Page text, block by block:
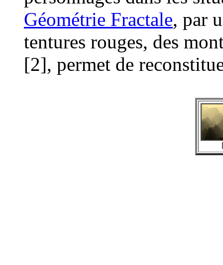
Géométrie Fractale, par
tentures rouges, des
[2], permet de